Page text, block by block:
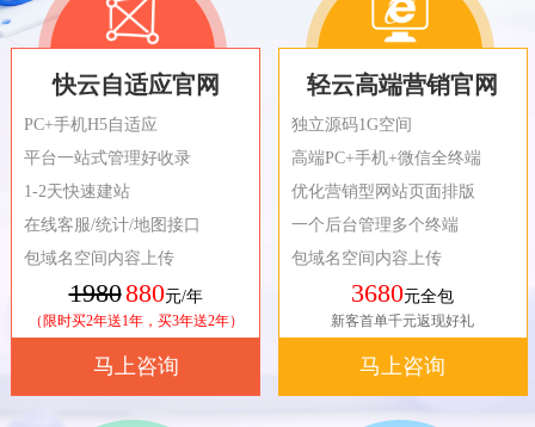
快云自适应官网
PC+手机H5自适应
平台一站式管理好收录
1-2天快速建站
在线客服/统计/地图接口
包域名空间内容上传
1980880元/年
（限时买2年送1年，买3年送2年）
马上咨询
轻云高端营销官网
独立源码1G空间
高端PC+手机+微信全终端
优化营销型网站页面排版
一个后台管理多个终端
包域名空间内容上传
3680元全包
新客首单千元返现好礼
马上咨询